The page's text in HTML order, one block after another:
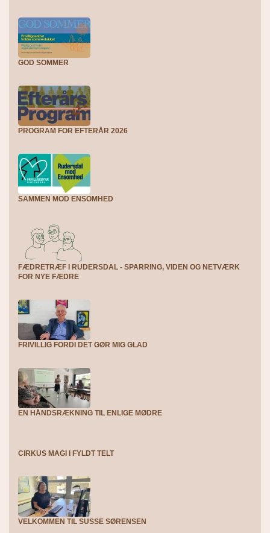
GOD SOMMER
PROGRAM FOR EFTERÅR 2026
SAMMEN MOD ENSOMHED
FÆDRETRÆF I RUDERSDAL - SPARRING, VIDEN OG NETVÆRK
FOR NYE FÆDRE
FRIVILLIG FORDI DET GØR MIG GLAD
EN HÅNDSRÆKNING TIL ENLIGE MØDRE
CIRKUS MAGI I FYLDT TELT
VELKOMMEN TIL SUSSE SØRENSEN